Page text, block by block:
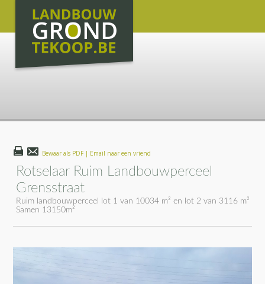
Bewaar als PDF | Email naar een vriend
Rotselaar Ruim Landbouwperceel
Grensstraat
Ruim landbouwperceel lot 1 van 10034 m² en lot 2 van 3116 m²
Samen 13150m²